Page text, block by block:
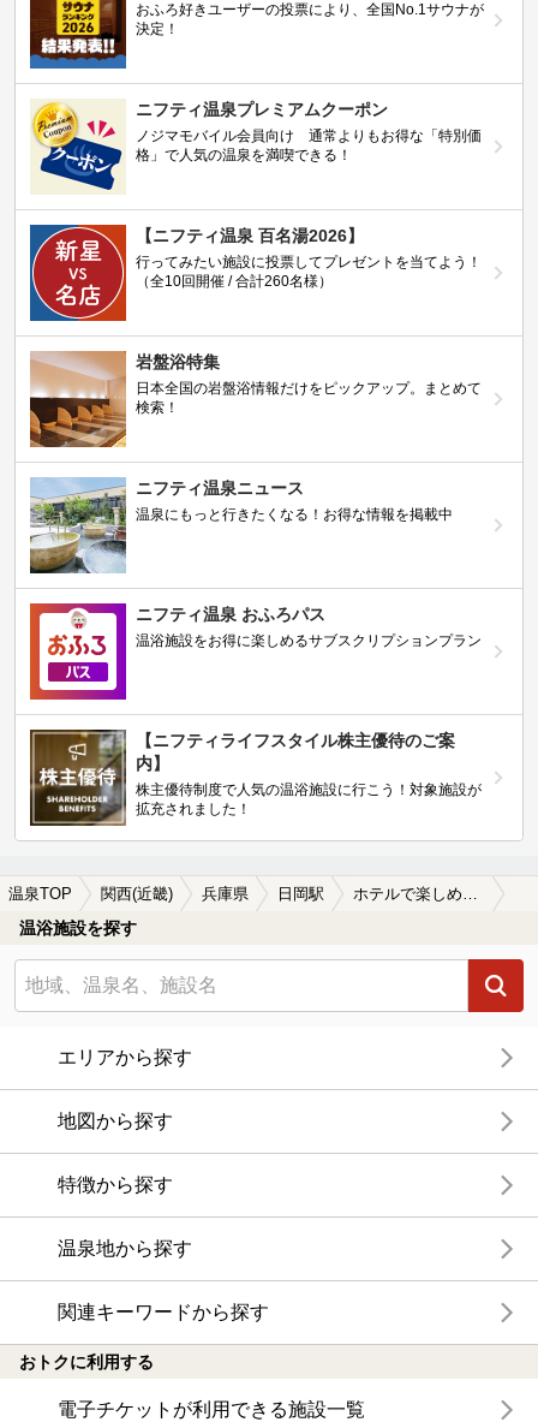
おふろ好きユーザーの投票により、全国No.1サウナが
決定！
ニフティ温泉プレミアムクーポン
ノジマモバイル会員向け 通常よりもお得な「特別価
格」で人気の温泉を満喫できる！
【ニフティ温泉 百名湯2026】
行ってみたい施設に投票してプレゼントを当てよう！
（全10回開催 / 合計260名様）
岩盤浴特集
日本全国の岩盤浴情報だけをピックアップ。まとめて
検索！
ニフティ温泉ニュース
温泉にもっと行きたくなる！お得な情報を掲載中
ニフティ温泉 おふろパス
温浴施設をお得に楽しめるサブスクリプションプラン
【ニフティライフスタイル株主優待のご案
内】
株主優待制度で人気の温浴施設に行こう！対象施設が
拡充されました！
温泉TOP 関西(近畿) 兵庫県 日岡駅 ホテルで楽しめる日岡駅近くの温泉、日帰り温泉、スーパー銭湯おすすめ
温浴施設を探す
エリアから探す
地図から探す
特徴から探す
温泉地から探す
関連キーワードから探す
おトクに利用する
電子チケットが利用できる施設一覧